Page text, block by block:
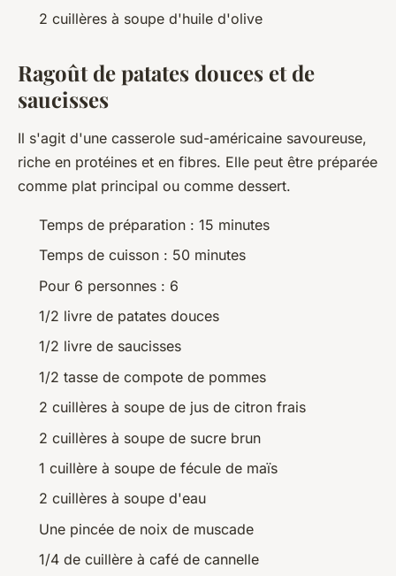
2 cuillères à soupe d'huile d'olive
Ragoût de patates douces et de
saucisses
Il s'agit d'une casserole sud-américaine savoureuse,
riche en protéines et en fibres. Elle peut être préparée
comme plat principal ou comme dessert.
Temps de préparation : 15 minutes
Temps de cuisson : 50 minutes
Pour 6 personnes : 6
1/2 livre de patates douces
1/2 livre de saucisses
1/2 tasse de compote de pommes
2 cuillères à soupe de jus de citron frais
2 cuillères à soupe de sucre brun
1 cuillère à soupe de fécule de maïs
2 cuillères à soupe d'eau
Une pincée de noix de muscade
1/4 de cuillère à café de cannelle